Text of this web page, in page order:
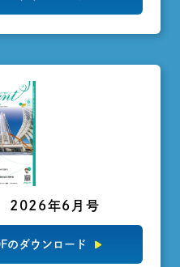
2026年6月号
のダウンロード